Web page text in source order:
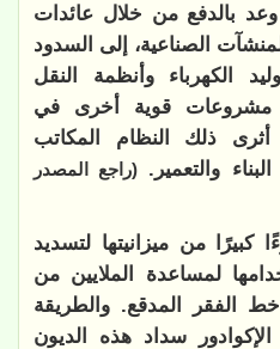
بالدفع من خلال عائدات
الصناعية، إلى السدود
الكهرباء وأنظمة النقل
مشروعات قوية أخرى في
ذلك النظام المكاتب
والتعمير.
(راجع المصدر
من ميزانيتها لتسديد
لمساعدة الملايين من
الفقر المدقع. والطريقة
سداد هذه الديون